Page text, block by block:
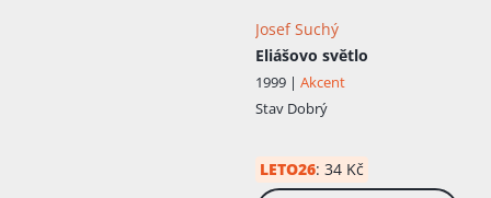
Josef Suchý
Eliášovo světlo
1999 | Akcent
Stav Dobrý
LETO26: 34 Kč